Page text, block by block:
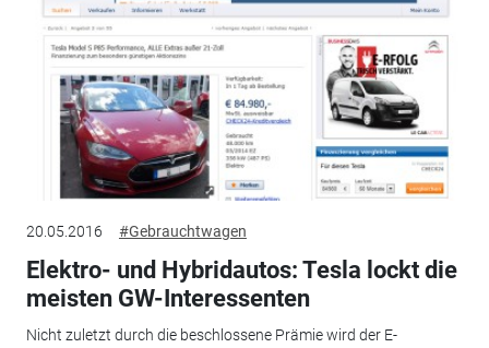
20.05.2016 #Gebrauchtwagen
Elektro- und Hybridautos: Tesla lockt die
meisten GW-Interessenten
Nicht zuletzt durch die beschlossene Prämie wird der E-